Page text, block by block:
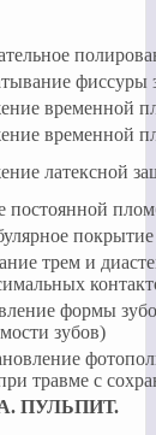
фиссуры
временной
временной
латексной
постоянной
трем и
формы
зубов)
травме с
ПУЛЬПИТ.